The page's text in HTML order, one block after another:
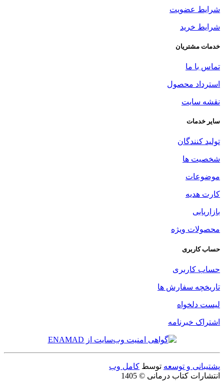
شرایط عضویت
شرایط خرید
خدمات مشتریان
تماس با ما
استرداد محصول
نقشه سایت
سایر خدمات
تولید کنندگان
شخصیت ها
موضوعات
کارت هدیه
بازاریابی
محصولات ویژه
حساب کاربری
حساب کاربری
تاریخچه سفارش ها
لیست دلخواه
اشتراک خبرنامه
پشتیبانی و توسعه توسط کامل وب
انتشارات کتاب درمانی © 1405